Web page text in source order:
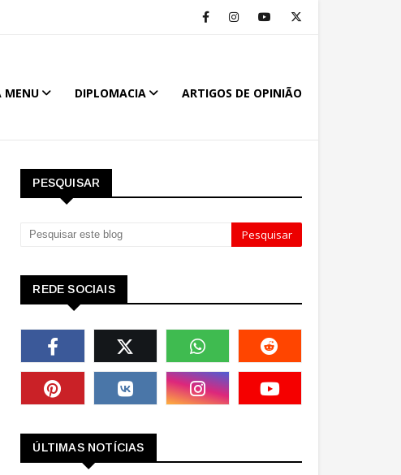
MENU DIPLOMACIA ARTIGOS DE OPINIÃO
PESQUISAR
REDE SOCIAIS
ÚLTIMAS NOTÍCIAS